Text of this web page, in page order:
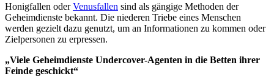
Honigfallen oderVenusfallen sind als gängige Methoden der
Geheimdienste bekannt. Die niederen Triebe eines Menschen
werden gezielt dazu genutzt, um an Informationen zu kommen oder
Zielpersonen zu erpressen.
„Viele Geheimdienste Undercover-Agenten in die Betten ihrer
Feinde geschickt“